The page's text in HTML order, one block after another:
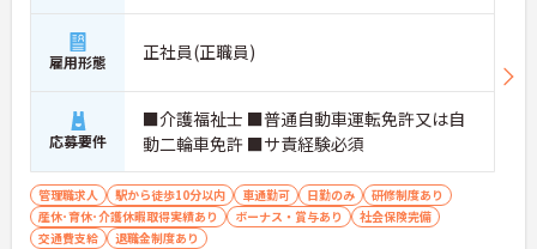
雇用形態 正社員(正職員)
応募要件
■介護福祉士 ■普通自動車運転免許又は自
動二輪車免許 ■サ責経験必須
管理職求人 駅から徒歩10分以内 車通勤可 日勤のみ
研修制度あり
産休･育休･介護休暇取得実績あり
ボーナス・賞与あり
社会保険完備
交通費支給
退職金制度あり